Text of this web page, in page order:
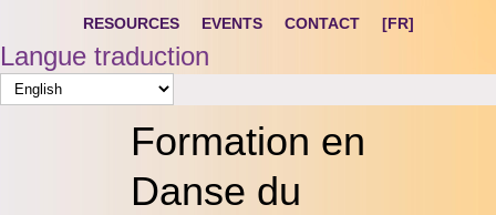
RESOURCES
EVENTS CONTACT [FR]
Langue traduction
Formation en
Danse du